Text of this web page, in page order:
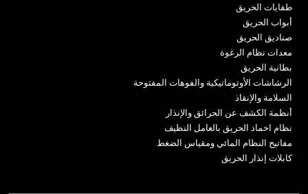
طفايات الحريق
أبواب الحريق
صناديق الحريق
معدات نظام الرغوة
بطانية الحريق
الرشاشات الأوتوماتيكية والفوهات المفتوحة
السلامة والإنقاذ
أنظمة الكشف عن الحرائق والإنذار
نظام اخماد الحريق بالعامل النظيف
مفاتيح النظام المائي ومقياس الضغط
كابلات إنذار الحريق